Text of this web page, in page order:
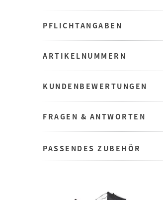
PFLICHTANGABEN
ARTIKELNUMMERN
KUNDENBEWERTUNGEN
FRAGEN & ANTWORTEN
PASSENDES ZUBEHÖR